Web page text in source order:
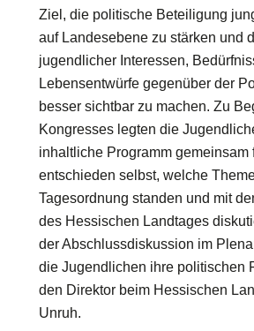
Ziel, die politische Beteiligung
auf Landesebene zu stärken und
jugendlicher Interessen,
Lebensentwürfe gegenüber der
besser sichtbar zu machen. Zu
Kongresses legten die
inhaltliche Programm gemeinsam
entschieden selbst, welche
Tagesordnung standen und mit
des Hessischen Landtages
der Abschlussdiskussion im
die Jugendlichen ihre politischen
den Direktor beim Hessischen
Unruh.